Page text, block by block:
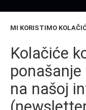
MI KORISTIMO
Kolačiće
na našoj